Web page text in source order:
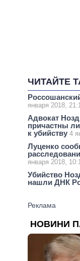
ЧИТАЙТЕ
января 2018,
Адвокат
причастны
к убийству 4
Луценко
января 2018,
Убийство
нашли ДНК